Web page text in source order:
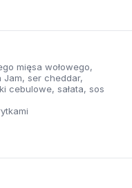
mięsa wołowego,
Jam, ser cheddar,
cebulowe, sałata, sos